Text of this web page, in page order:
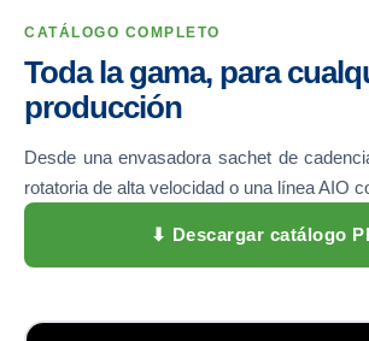
CATÁLOGO COMPLETO
Toda la gama, para
producción
Desde una envasadora sachet de
rotatoria de alta velocidad o una línea AIO
⬇ Descargar catálogo